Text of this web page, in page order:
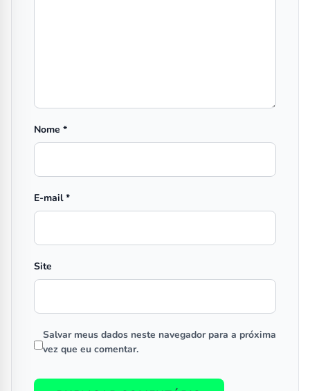
Nome *
E-mail*
Site
Salvar meus dados neste navegador para a próxima
vez que eu comentar.